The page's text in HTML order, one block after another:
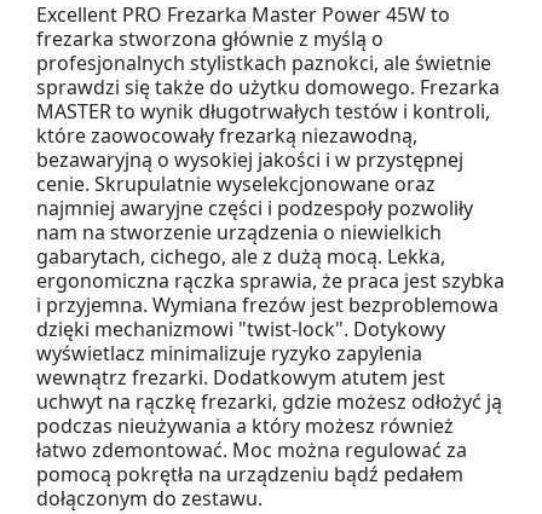
Excellent PRO Frezarka Master Power 45W to
frezarka stworzona głównie z myślą o
profesjonalnych stylistkach paznokci, ale świetnie
sprawdzi się także do użytku domowego. Frezarka
MASTER to wynik długotrwałych testów i kontroli,
które zaowocowały frezarką niezawodną,
bezawaryjną o wysokiej jakości i w przystępnej
cenie. Skrupulatnie wyselekcjonowane oraz
najmniej awaryjne części i podzespoły pozwoliły
nam na stworzenie urządzenia o niewielkich
gabarytach, cichego, ale z dużą mocą. Lekka,
ergonomiczna rączka sprawia, że praca jest szybka
i przyjemna. Wymiana frezów jest bezproblemowa
dzięki mechanizmowi "twist-lock". Dotykowy
wyświetlacz minimalizuje ryzyko zapylenia
wewnątrz frezarki. Dodatkowym atutem jest
uchwyt na rączkę frezarki, gdzie możesz odłożyć ją
podczas nieużywania a który możesz również
łatwo zdemontować. Moc można regulować za
pomocą pokrętła na urządzeniu bądź pedałem
dołączonym do zestawu.